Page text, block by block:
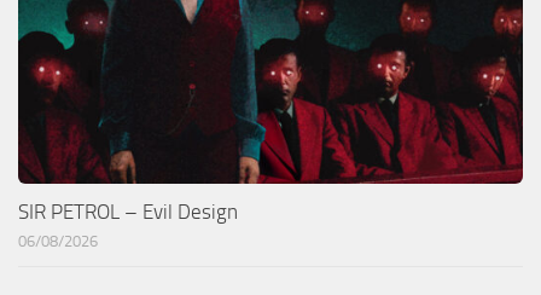
SIR PETROL – Evil Design
06/08/2026